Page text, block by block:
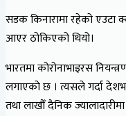
सडक किनारामा रहेको एउटा
आएर ठोकिएको थियो।
भारतमा कोरोनाभाइरस
लगाएको छ । त्यसले गर्दा
तथा लाखौँ दैनिक